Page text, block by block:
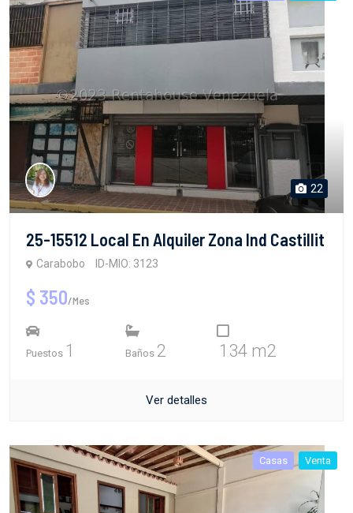
22
25-15512 Local En Alquiler Zona Ind Castillit
Carabobo ID-MIO: 3123
$ 350/Mes
Puestos 1 Baños 2 134 m2
Ver detalles
Casas Venta